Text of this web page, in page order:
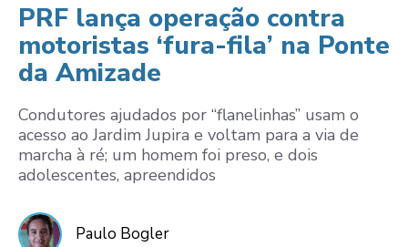
PRF lança operação contra
motoristas ‘fura-fila’ na Ponte
da Amizade
Condutores ajudados por “flanelinhas” usam o
acesso ao Jardim Jupira e voltam para a via de
marcha à ré; um homem foi preso, e dois
adolescentes, apreendidos
Paulo Bogler